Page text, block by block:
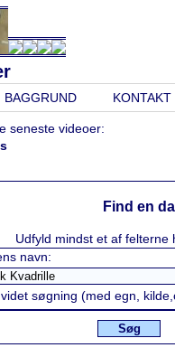
BAGGRUND KONTAKT
seneste videoer:
Find en
Udfyld mindst et af
navn:
søgning (med egn,
Søg